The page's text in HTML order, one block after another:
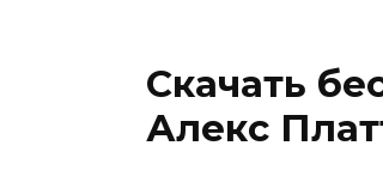
Скачать
Алекс